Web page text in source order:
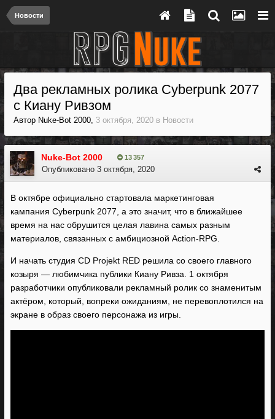
Новости
Два рекламных ролика Cyberpunk 2077
с Киану Ривзом
Автор Nuke-Bot 2000, 3 октября, 2020 в Новости
Nuke-Bot 2000 13 357
Опубликовано 3 октября, 2020
В октябре официально стартовала маркетинговая
кампания Cyberpunk 2077, а это значит, что в ближайшее
время на нас обрушится целая лавина самых разным
материалов, связанных с амбициозной Action-RPG.
И начать студия CD Projekt RED решила со своего главного
козыря — любимчика публики Киану Ривза. 1 октября
разработчики опубликовали рекламный ролик со знаменитым
актёром, который, вопреки ожиданиям, не перевоплотился на
экране в образ своего персонажа из игры.